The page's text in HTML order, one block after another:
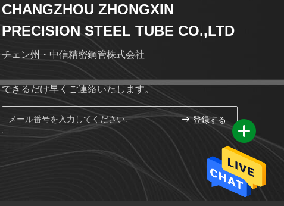
CHANGZHOU ZHONGXIN
PRECISION STEEL TUBE CO.,LTD
チェン州・中信精密鋼管株式会社
できるだけ早くご連絡いたします。
登録する